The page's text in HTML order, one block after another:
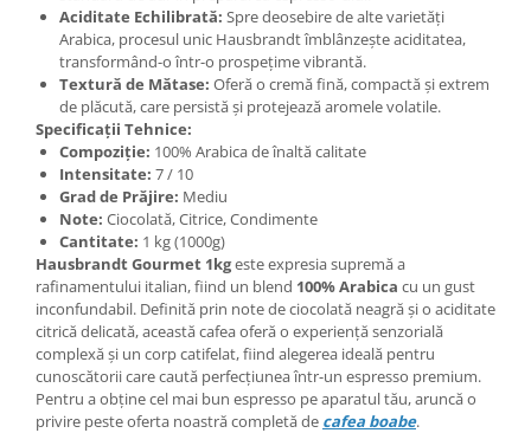
Aciditate Echilibrată: Spre deosebire de alte varietăți
Arabica, procesul unic Hausbrandt îmblânzește aciditatea,
transformând-o într-o prospețime vibrantă.
Textură de Mătase: Oferă o cremă fină, compactă și extrem
de plăcută, care persistă și protejează aromele volatile.
Specificații Tehnice:
Compoziție: 100% Arabica de înaltă calitate
Intensitate: 7 / 10
Grad de Prăjire: Mediu
Note: Ciocolată, Citrice, Condimente
Cantitate: 1 kg (1000g)
Hausbrandt Gourmet 1kgeste expresia supremă a
rafinamentului italian, fiind un blend 100% Arabica cu un gust
inconfundabil. Definită prin note de ciocolată neagră și o aciditate
citrică delicată, această cafea oferă o experiență senzorială
complexă și un corp catifelat, fiind alegerea ideală pentru
cunoscătorii care caută perfecțiunea într-un espresso premium.
Pentru a obține cel mai bun espresso pe aparatul tău, aruncă o
privire peste oferta noastră completă de cafea boabe.